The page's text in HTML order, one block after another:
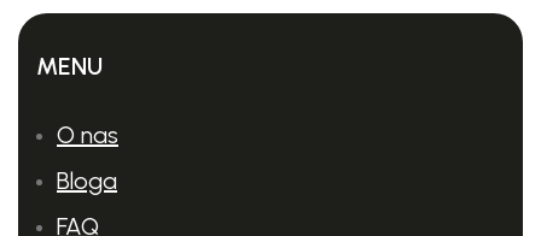
system gwintów.
MENU
O nas
Bloga
FAQ